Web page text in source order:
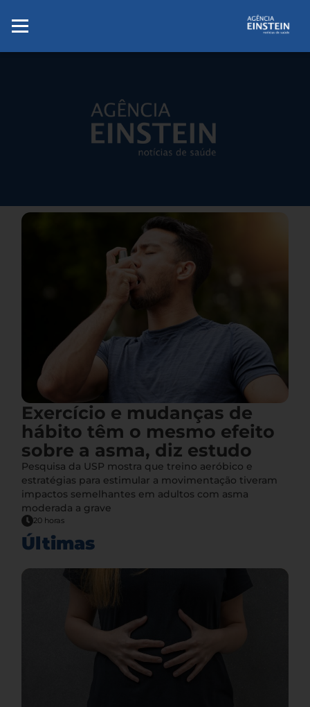
Exercício e mudanças de
hábito têm o mesmo efeito
sobre a asma, diz estudo
Pesquisa da USP mostra que treino aeróbico e
estratégias para estimular a movimentação tiveram
impactos semelhantes em adultos com asma
moderada a grave
20 horas
Últimas